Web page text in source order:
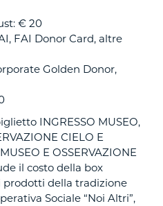
€ 20
FAI Donor Card, altre
Golden Donor,
INGRESSO MUSEO,
CIELO E
E OSSERVAZIONE
il costo della box
prodotti della tradizione
Sociale “Noi Altri”,